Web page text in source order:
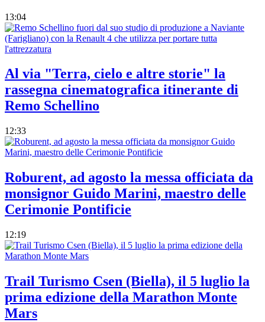
13:04
Al via "Terra, cielo e altre storie" la
rassegna cinematografica itinerante di
Remo Schellino
12:33
Roburent, ad agosto la messa officiata da
monsignor Guido Marini, maestro delle
Cerimonie Pontificie
12:19
Trail Turismo Csen (Biella), il 5 luglio la
prima edizione della Marathon Monte
Mars